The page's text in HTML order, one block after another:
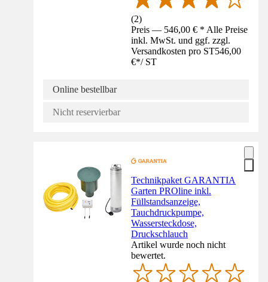
(2)
Preis — 546,00 € * Alle Preise
inkl. MwSt. und ggf. zzgl.
Versandkosten pro ST546,00
€*/ ST
Online bestellbar
Nicht reservierbar
Technikpaket GARANTIA
Garten PROline inkl.
Füllstandsanzeige,
Tauchdruckpumpe,
Wassersteckdose,
Druckschlauch
Artikel wurde noch nicht
bewertet.